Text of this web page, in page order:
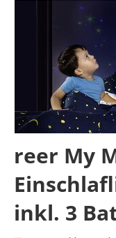
reer My
inkl. 3